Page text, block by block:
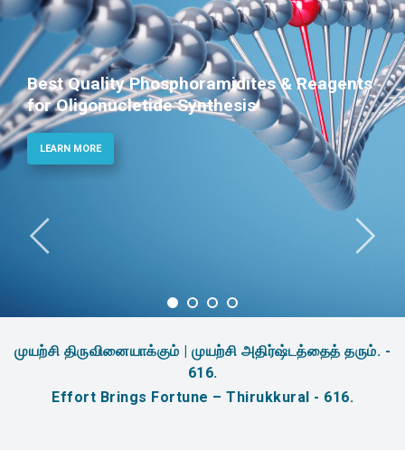
Best Quality Phosphoramidites & Reagents
for Oligonucletide Synthesis
LEARN MORE
முயற்சி திருவினையாக்கும் | முயற்சி அதிர்ஷ்டத்தைத் தரும். -
616.
Effort Brings Fortune – Thirukkural - 616.